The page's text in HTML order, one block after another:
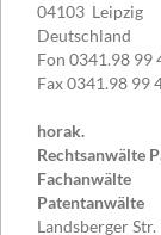
04103 Leipzig
Deutschland
Fon 0341.98 99
Fax0341.98 99
horak.
Rechtsanwälte
Fachanwälte
Patentanwälte
Landsberger Str.